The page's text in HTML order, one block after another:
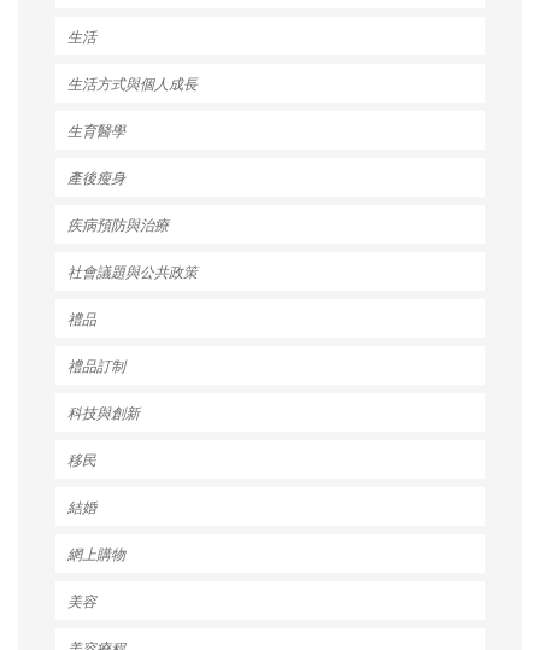
生活
生活方式與個人成長
生育醫學
產後瘦身
疾病預防與治療
社會議題與公共政策
禮品
禮品訂制
科技與創新
移民
結婚
網上購物
美容